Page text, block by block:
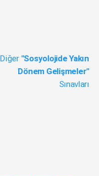
Diğer "Sosyolojide Yakın
Dönem Gelişmeler"
Sınavları